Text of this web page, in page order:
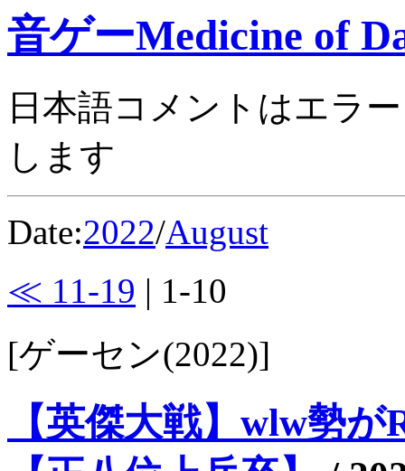
音ゲーMedicine of
日本語コメントはエラ
します
Date:2022/August
≪ 11-19 | 1-10
[ゲーセン(2022)]
【英傑大戦】wlw勢